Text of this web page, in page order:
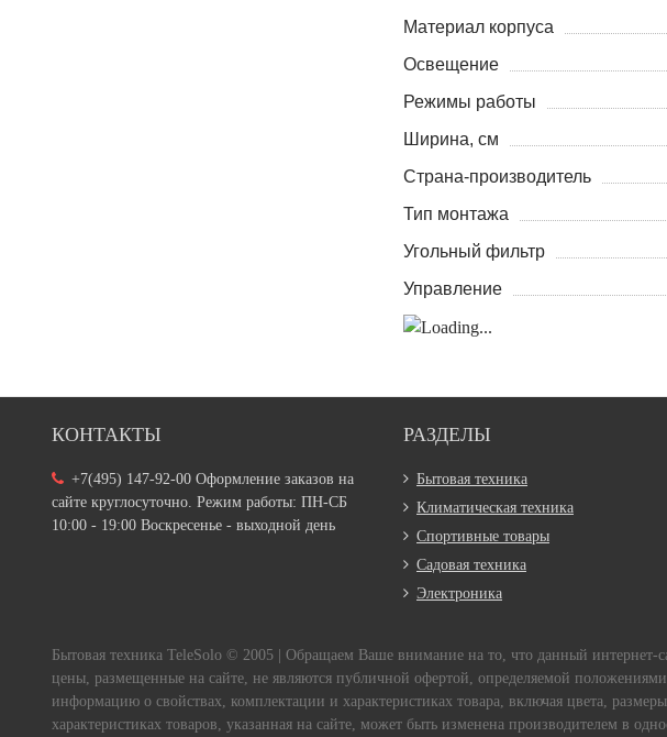
Материал корпуса
Освещение
Режимы работы
Ширина, см
Страна-производитель
Тип монтажа
Угольный фильтр
Управление
КОНТАКТЫ
+7(495) 147-92-00 Оформление заказов на
сайте круглосуточно. Режим работы: ПН-СБ
10:00 - 19:00 Воскресенье - выходной день
РАЗДЕЛЫ
Бытовая техника
Климатическая техника
Спортивные товары
Садовая техника
Электроника
Бытовая техника TeleSolo © 2005 | Обращаем Ваше внимание на то, что данный
цены, размещенные на сайте, не являются публичной офертой, определяемой
информацию о свойствах, комплектации и характеристиках товара, включая цвета,
характеристиках товаров, указанная на сайте, может быть изменена производителем в